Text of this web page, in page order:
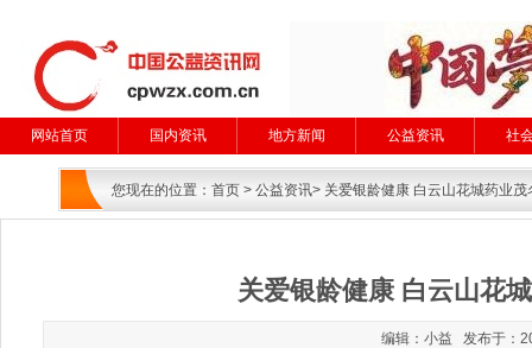
网站首页 国内资讯 地方新闻 公益资讯 社
关爱银龄健康 白云山花
编辑：小益 发布于：
您现在的位置： 首页 > 公益资讯> 关爱银龄健康 白云山花城药业